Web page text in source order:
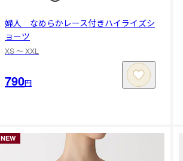
婦人 なめらかレース付きハイライズシ
ョーツ
XS 〜 XXL
790円
NEW